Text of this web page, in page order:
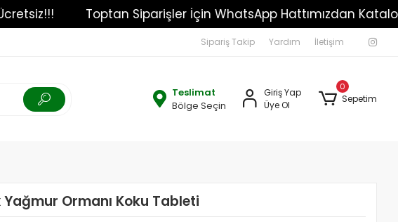
Ücretsiz!!! Toptan Siparişler İçin WhatsApp
Sipariş Takip Yardım İletişim
Teslimat
Bölge Seçin
Giriş Yap
Üye Ol
0
Sepetim
Ormanı Koku Tableti